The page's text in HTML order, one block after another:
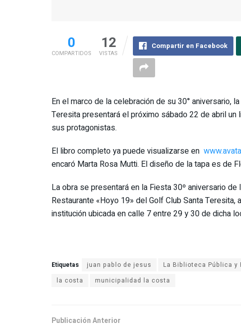
0
COMPARTIDOS
12
VISTAS
Compartir en Facebook
En el marco de la celebración de su 30° aniversario,
Teresita presentará el próximo sábado 22 de abril
sus protagonistas.
El libro completo ya puede visualizarse en
encaró Marta Rosa Mutti. El diseño de la tapa es de
La obra se presentará en la Fiesta 30º aniversario
Restaurante «Hoyo 19» del Golf Club Santa
institución ubicada en calle 7 entre 29 y 30 de dicha
Etiquetas juan pablo de jesus
La Biblioteca Pública
la costa
municipalidad la costa
Publicación Anterior